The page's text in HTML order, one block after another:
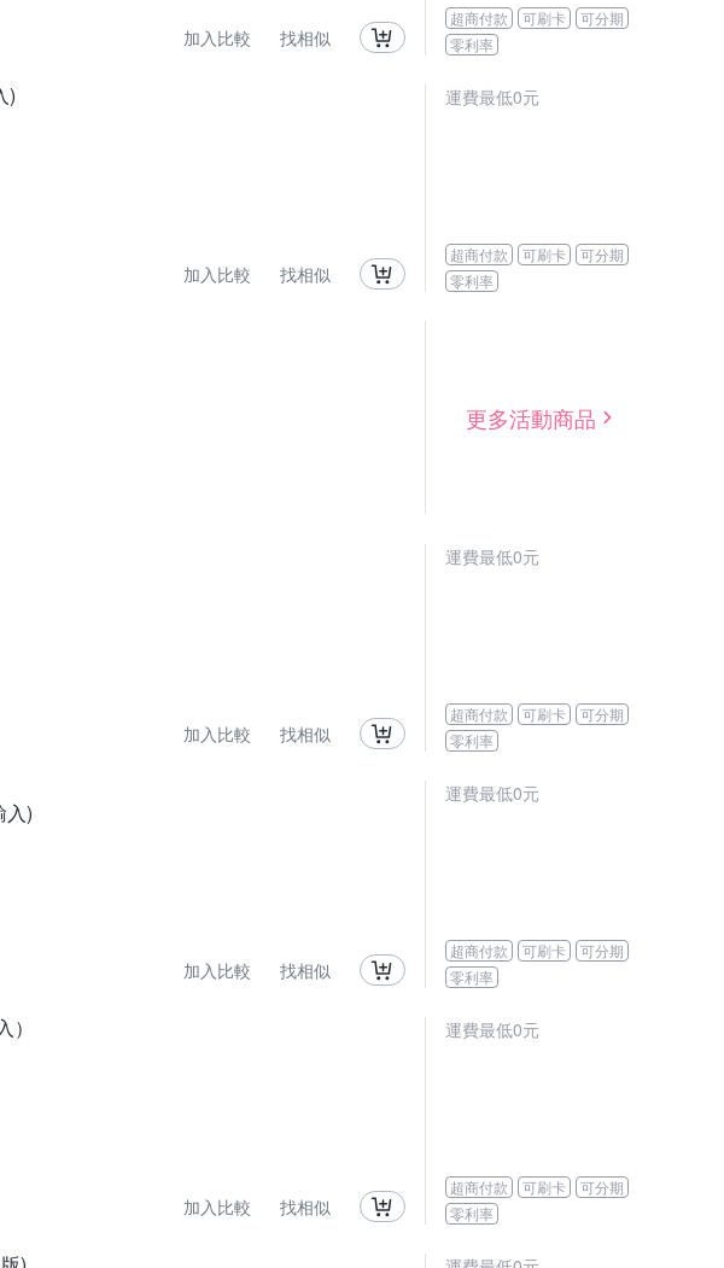
加入比較 找相似
超商付款 可刷卡
可分期
零利率
)
加入比較 找相似
運費最低0元
超商付款 可刷卡
可分期
零利率
更多活動商品
加入比較 找相似
運費最低0元
超商付款 可刷卡
可分期
零利率
入)
加入比較 找相似
運費最低0元
超商付款 可刷卡
可分期
零利率
加入比較 找相似
運費最低0元
超商付款 可刷卡
可分期
零利率